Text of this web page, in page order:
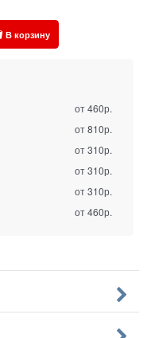
В корзину
от 460р.
от 810р.
от 310р.
от 310р.
от 310р.
от 460р.